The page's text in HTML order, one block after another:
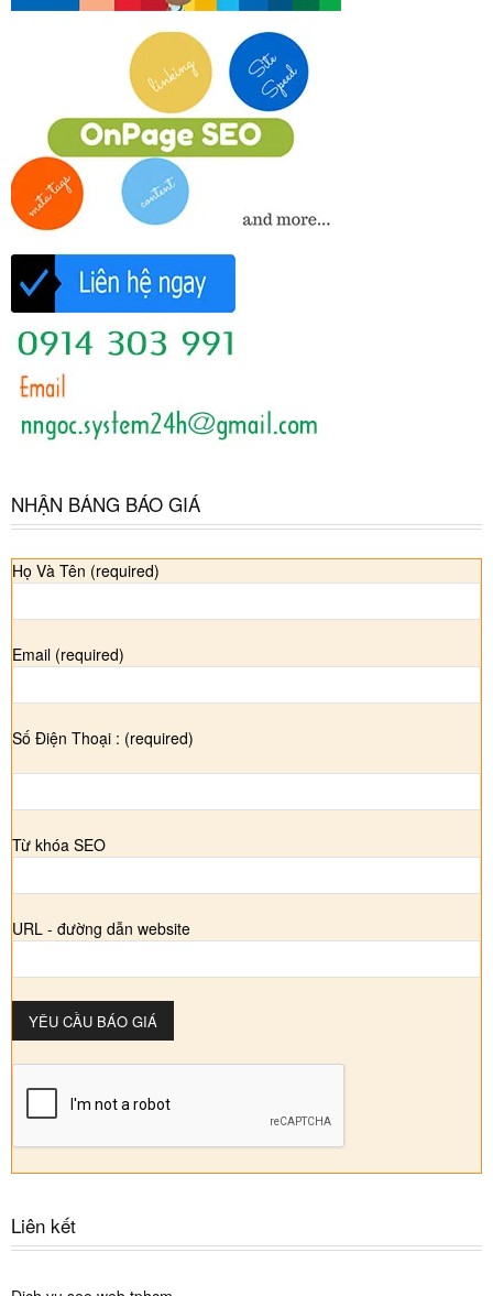
NHẬN BẢNG BÁO GIÁ
Họ Và Tên (required)
Email (required)
Số Điện Thoại : (required)
Từ khóa SEO
URL - đường dẫn website
Liên kết